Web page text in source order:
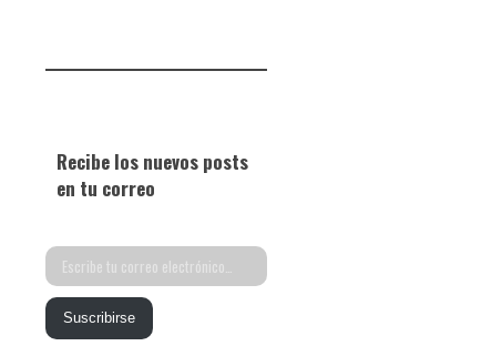
Recibe los nuevos posts
en tu correo
Escribe
tu
correo
Suscribirse